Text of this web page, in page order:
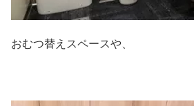
おむつ替えスペースや、